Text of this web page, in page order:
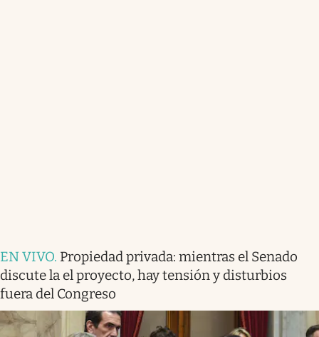
EN VIVO. Propiedad privada: mientras el Senado
discute la el proyecto, hay tensión y disturbios
fuera del Congreso